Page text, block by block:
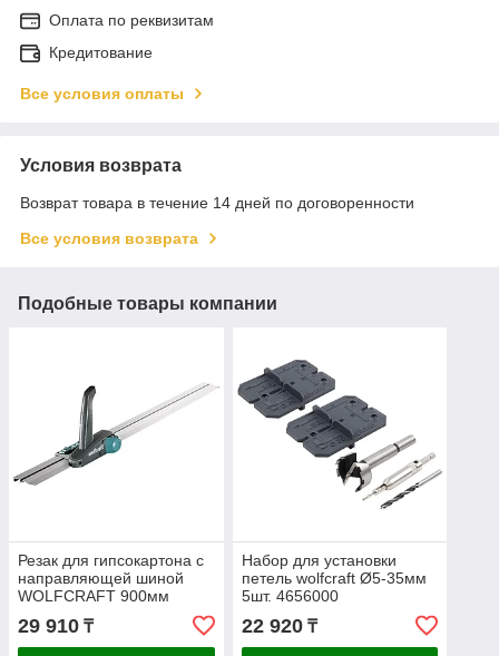
Оплата по реквизитам
Кредитование
Все условия оплаты
Условия возврата
Возврат товара в течение 14 дней по договоренности
Все условия возврата
Подобные товары компании
Резак для гипсокартона с
направляющей шиной
WOLFCRAFT 900мм
29 910 ₸
Набор для установки
петель wolfcraft Ø5-35мм
5шт. 4656000
22 920₸